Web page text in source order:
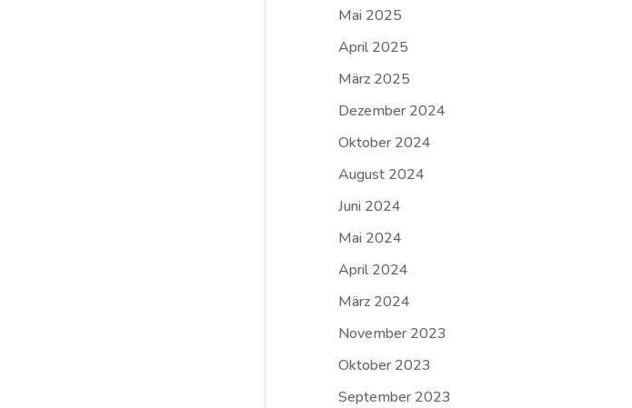
Mai 2025
April 2025
März 2025
Dezember 2024
Oktober 2024
August 2024
Juni 2024
Mai 2024
April 2024
März 2024
November 2023
Oktober 2023
September 2023